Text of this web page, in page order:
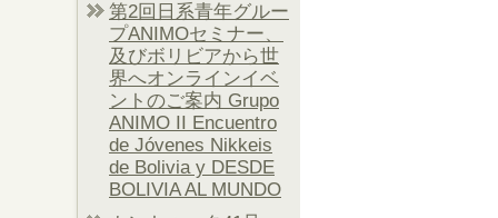
第2回日系青年グルー
プANIMOセミナー、
及びボリビアから世
界へオンラインイベ
ントのご案内 Grupo
ANIMO II Encuentro
de Jóvenes Nikkeis
de Bolivia y DESDE
BOLIVIA AL MUNDO